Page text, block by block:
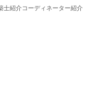
士紹介コーディネーター紹介